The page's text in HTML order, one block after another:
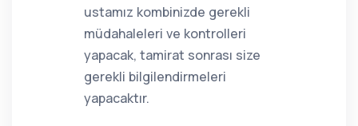
ustamız kombinizde gerekli
müdahaleleri ve kontrolleri
yapacak, tamirat sonrası size
gerekli bilgilendirmeleri
yapacaktır.